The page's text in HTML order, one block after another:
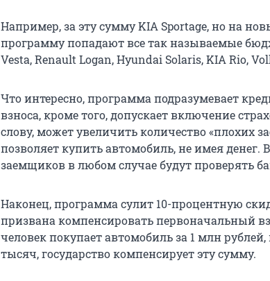
Например, за эту сумму KIA Sportage, но на
программу попадают все так называемые
Vesta, Renault Logan, Hyundai Solaris, KIA Rio,
Что интересно, программа подразумевает
взноса, кроме того, допускает включение
слову, может увеличить количество «плохих
позволяет купить автомобиль, не имея
заемщиков в любом случае будут проверять
Наконец, программа сулит 10-процентную
призвана компенсировать первоначальный
человек покупает автомобиль за 1 млн
тысяч, государство компенсирует эту сумму.